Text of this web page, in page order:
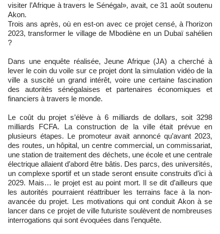
visiter l’Afrique à travers le Sénégal», avait, ce 31 août soutenu
Akon.
Trois ans après, où en est-on avec ce projet censé, à l’horizon
2023, transformer le village de Mbodiène en un Dubaï sahélien
?
Dans une enquête réalisée, Jeune Afrique (JA) a cherché à
lever le coin du voile sur ce projet dont la simulation vidéo de la
ville a suscité un grand intérêt, voire une certaine fascination
des autorités sénégalaises et partenaires économiques et
financiers à travers le monde.
Le coût du projet s’élève à 6 milliards de dollars, soit 3298
milliards FCFA. La construction de la ville était prévue en
plusieurs étapes. Le promoteur avait annoncé qu’avant 2023,
des routes, un hôpital, un centre commercial, un commissariat,
une station de traitement des déchets, une école et une centrale
électrique allaient d’abord être bâtis. Des parcs, des universités,
un complexe sportif et un stade seront ensuite construits d’ici à
2029. Mais… le projet est au point mort. Il se dit d’ailleurs que
les autorités pourraient réattribuer les terrains face à la non-
avancée du projet. Les motivations qui ont conduit Akon à se
lancer dans ce projet de ville futuriste soulèvent de nombreuses
interrogations qui sont évoquées dans l’enquête.